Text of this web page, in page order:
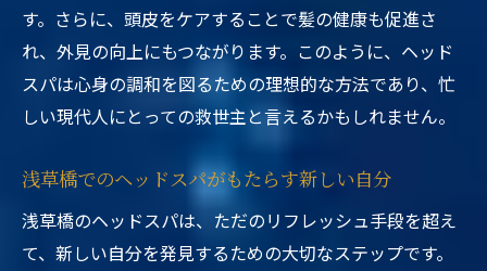
す。さらに、頭皮をケアすることで髪の健康も促進さ
れ、外見の向上にもつながります。このように、ヘッド
スパは心身の調和を図るための理想的な方法であり、忙
しい現代人にとっての救世主と言えるかもしれません。
浅草橋でのヘッドスパがもたらす新しい自分
浅草橋のヘッドスパは、ただのリフレッシュ手段を超え
て、新しい自分を発見するための大切なステップです。